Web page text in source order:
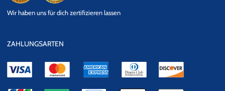
Datensicherheit
Wir haben uns für dich zertifizieren lassen
ZAHLUNGSARTEN